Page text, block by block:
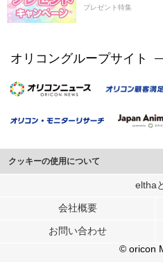
プレゼント特集
オリコングループサイト
クッキーの使用について
このサイトでは Cookie を使用して、ユ
行っています。
メディアや広告配信、データ解析の各パ
各パートナーは、この情報とユーザーが
ユーザーが各パートナーのサービスを使
eltha
会社概要
お問い合わせ
© oricon